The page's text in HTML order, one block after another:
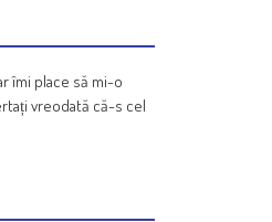
îmi place să mi-o
vreodată că-s cel